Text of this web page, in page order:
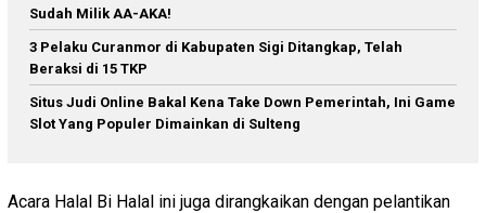
Sudah Milik AA-AKA!
3 Pelaku Curanmor di Kabupaten Sigi Ditangkap, Telah
Beraksi di 15 TKP
Situs Judi Online Bakal Kena Take Down Pemerintah, Ini Game
Slot Yang Populer Dimainkan di Sulteng
Acara Halal Bi Halal ini juga dirangkaikan dengan pelantikan